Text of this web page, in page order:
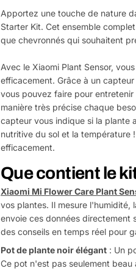
Apportez une touche de nature
Starter Kit. Cet ensemble
que chevronnés qui souhaitent
Avec le Xiaomi Plant Sensor,
efficacement. Grâce à un
vous pouvez faire pour
manière très précise chaque
capteur vous indique si la plante
nutritive du sol et la température
efficacement.
Que contient le
Xiaomi Mi Flower Care Plant
vos plantes. Il mesure l'humidité,
envoie ces données directement
des conseils en temps réel pour
Pot de plante noir élégant : Un
Ce pot n'est pas seulement